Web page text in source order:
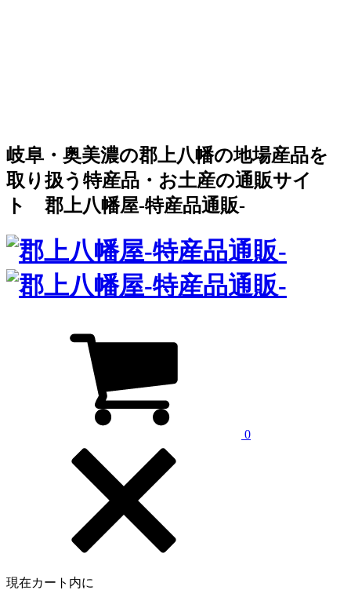
岐阜・奥美濃の郡上八幡の地場産品を
取り扱う特産品・お土産の通販サイ
ト 郡上八幡屋-特産品通販-
0
現在カート内に